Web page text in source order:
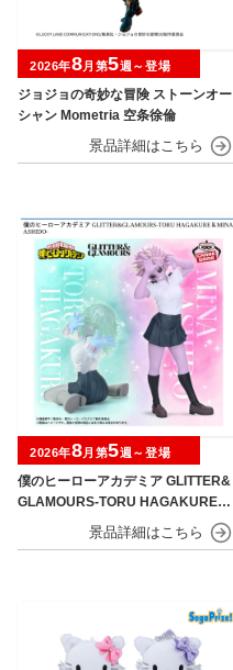
ジョジョの奇妙な冒険 ストーンオー
シャン Mometria 空条徐倫
2026年8月第5週～登場
僕のヒーローアカデミア GLITTER&
GLAMOURS-TORU HAGAKURE＆
MINA ASHIDO-
2026年8月第5週～登場